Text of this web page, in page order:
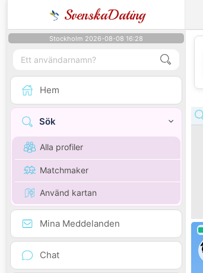
SvenskaDating
Stockholm 2026-08-08 16:28
Hem
Sök
Alla profiler
Matchmaker
Använd kartan
Mina Meddelanden
Chat